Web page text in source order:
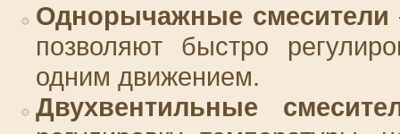
Однорычажные смесители
позволяют быстро
одним движением.
Двухвентильные